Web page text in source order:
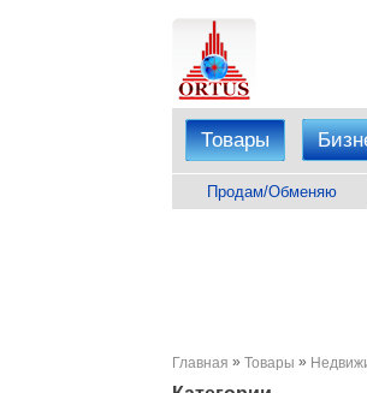
Товары
Продам/Обменяю
Главная » Товары »